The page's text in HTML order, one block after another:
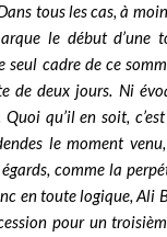
tous les cas, à
le début d’une
cadre de ce
deux jours. Ni
qu’il en soit,
le moment
comme la
en toute logique, Ali
pour un